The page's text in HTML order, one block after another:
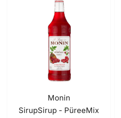
Monin
SirupSirup - PüreeMix